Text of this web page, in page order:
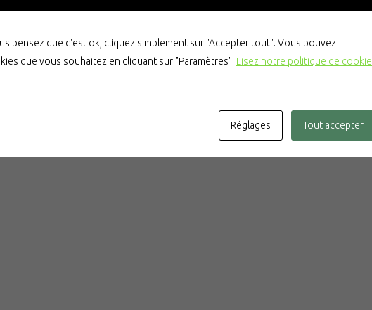
individuelle et collective.
AOÛT
pensez que c'est ok, cliquez simplement sur "Accepter tout". Vous pouvez
que vous souhaitez en cliquant sur "Paramètres". Lisez notre politique de cookie
Réglages Tout accepter